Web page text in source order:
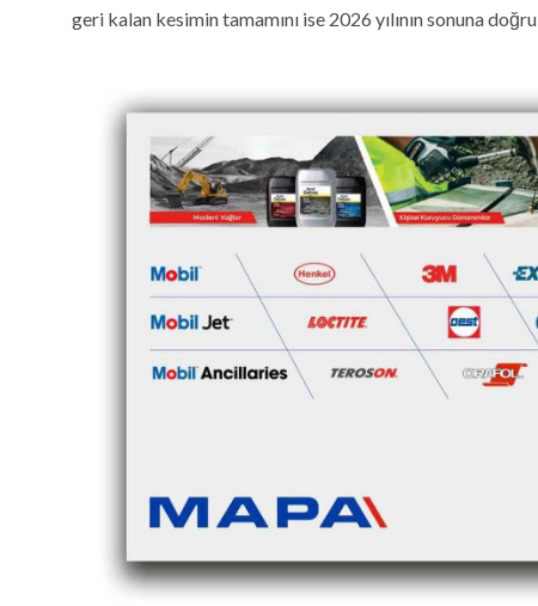
geri kalan kesimin tamamını ise 2026 yılının sonuna